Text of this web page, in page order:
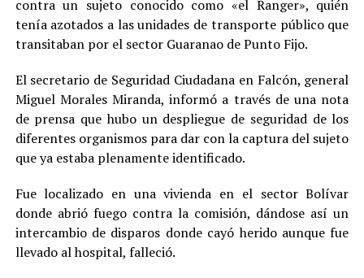
contra un sujeto conocido como «el Ranger», quién
tenía azotados a las unidades de transporte público que
transitaban por el sector Guaranao de Punto Fijo.
El secretario de Seguridad Ciudadana en Falcón, general
Miguel Morales Miranda, informó a través de una nota
de prensa que hubo un despliegue de seguridad de los
diferentes organismos para dar con la captura del sujeto
que ya estaba plenamente identificado.
Fue localizado en una vivienda en el sector Bolívar
donde abrió fuego contra la comisión, dándose así un
intercambio de disparos donde cayó herido aunque fue
llevado al hospital, falleció.